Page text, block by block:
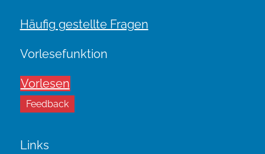
Häufig gestellte Fragen
Vorlesefunktion
Vorlesen
Feedback
Links